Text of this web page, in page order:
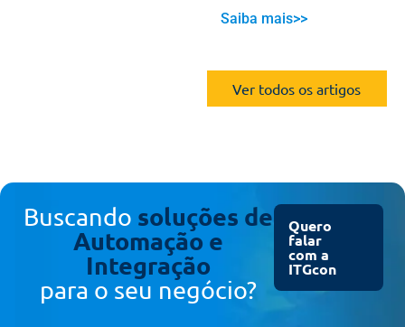
Saiba mais>>
Ver todos os artigos
Buscando soluções de
Automação e
Integração
para o seu negócio?
Quero
falar
com a
ITGcon